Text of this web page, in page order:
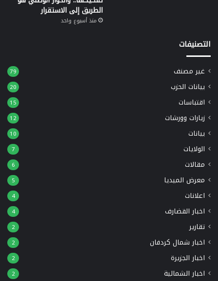
الطريق إلى الاستقرار
منذ أسبوع واحد
التصنيفات
غير مصنف 79
بيانات الحزب 20
اقتباسات 15
زيارات وورشات 12
بيانات 10
الولايات 7
مقالات 6
معرض الميديا 5
اعلانات 4
اخبار القضارف 4
تقارير 2
اخبار شمال كردفان 2
اخبار الجزيرة 2
اخبار الشمالية 2